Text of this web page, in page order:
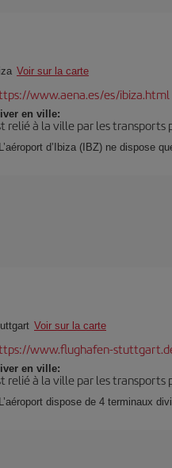
Voir sur la carte
www.aena.es/es/ibiza.html
en ville:
relié à la ville par les
L’aéroport d’Ibiza (IBZ) ne dispose
Voir sur la carte
www.flughafen-
en ville:
relié à la ville par les
L’aéroport dispose de 4 terminaux